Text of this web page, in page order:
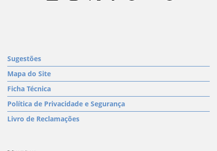
Sugestões
Mapa do Site
Ficha Técnica
Política de Privacidade e Segurança
Livro de Reclamações